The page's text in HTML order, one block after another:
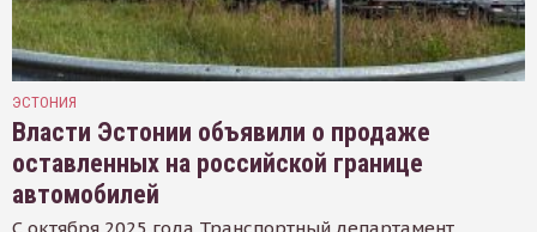
ЭСТОНИЯ
Власти Эстонии объявили о продаже
оставленных на российской границе
автомобилей